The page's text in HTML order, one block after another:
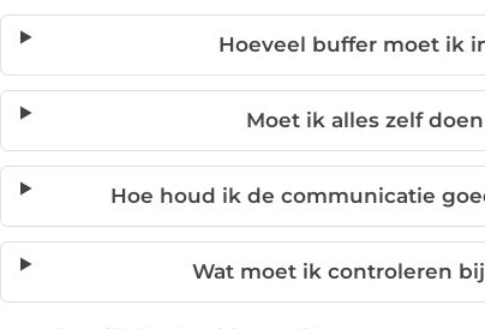
Hoeveel buffer moet ik
Moet ik alles zelf
Hoe houd ik de communicatie
Wat moet ik controleren